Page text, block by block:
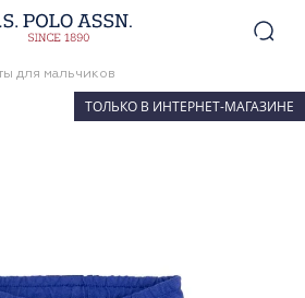
для мальчиков
ТОЛЬКО В ИНТЕРНЕТ-МАГАЗИНЕ